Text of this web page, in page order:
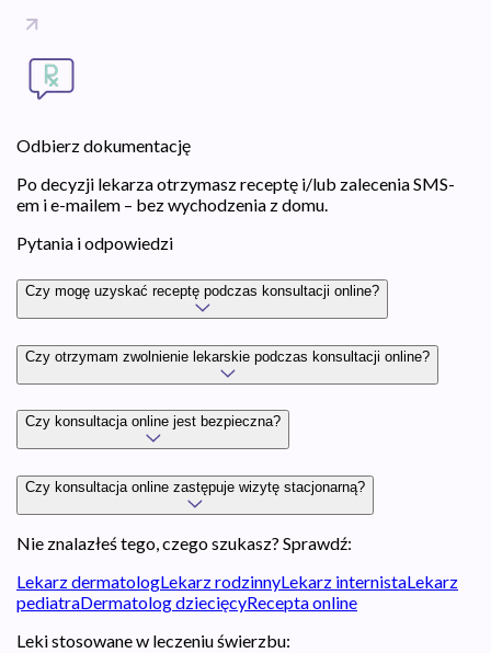
Odbierz dokumentację
Po decyzji lekarza otrzymasz receptę i/lub zalecenia SMS-
em i e-mailem – bez wychodzenia z domu.
Pytania i odpowiedzi
Czy mogę uzyskać receptę podczas konsultacji online?
Czy otrzymam zwolnienie lekarskie podczas konsultacji online?
Czy konsultacja online jest bezpieczna?
Czy konsultacja online zastępuje wizytę stacjonarną?
Nie znalazłeś tego, czego szukasz? Sprawdź:
Lekarz dermatologLekarz rodzinnyLekarz internistaLekarz
pediatraDermatolog dziecięcyRecepta online
Leki stosowane w leczeniu świerzbu: